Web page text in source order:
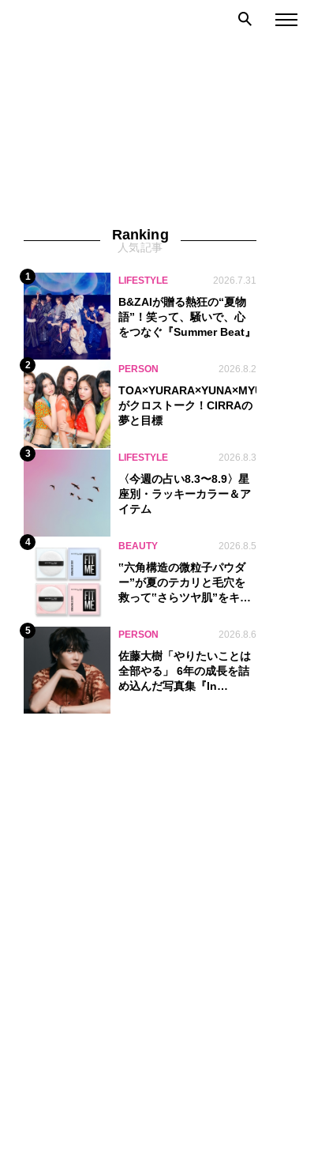
Ranking
人気記事
1 LIFESTYLE 2026.7.31
B&ZAIが贈る熱狂の“夏物
語”！笑って、騒いで、心
をつなぐ『Summer Beat』
2 PERSON 2026.8.2
TOA×YURARA×YUNA×MYU.Y×MANON
がクロストーク！CIRRAの
夢と目標
3 LIFESTYLE 2026.8.3
〈今週の占い8.3〜8.9〉星
座別・ラッキーカラー＆ア
イテム
4 BEAUTY 2026.8.5
‟六角構造の微粒子パウダ
ー”が夏のテカリと毛穴を
救って‟さらツヤ肌”をキー
5 PERSON 2026.8.6
佐藤大樹「やりたいことは
全部やる」 6年の成長を詰
め込んだ写真集『In